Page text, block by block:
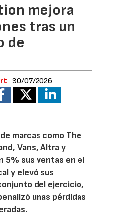
mejora
tras un
de
30/07/2026
marcas como The
Vans, Altra y
5% sus ventas en el
y elevó sus
del ejercicio,
unas pérdidas